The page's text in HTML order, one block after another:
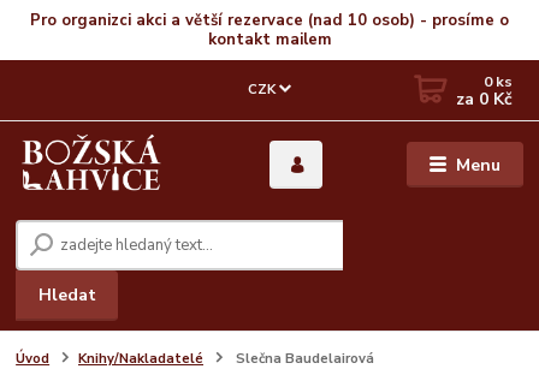
Pro organizci akci a větší rezervace (nad 10 osob) - prosíme o
kontakt mailem
Menu
CZK
Hledat
0ks
za 0 Kč
Úvod Knihy/Nakladatelé Slečna Baudelairová